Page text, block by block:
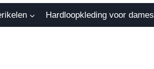
Hardloopkleding voor dames